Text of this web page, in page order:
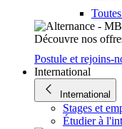
Découvre nos
Postule et rejoins-
International
International
Stages et
Étudier à